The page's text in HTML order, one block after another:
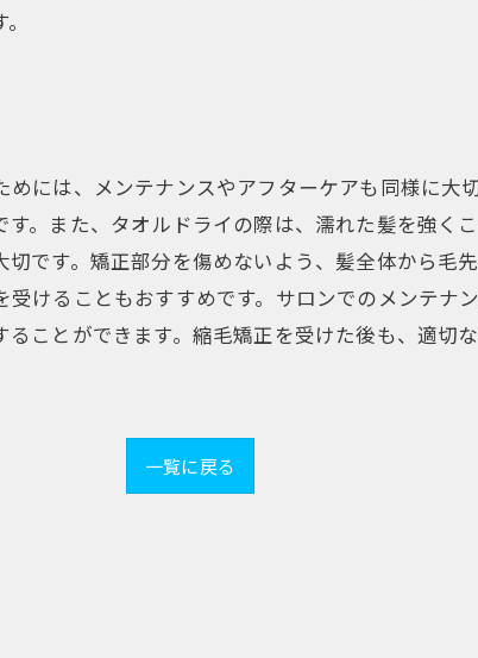
には、メンテナンスやアフターケアも同様に大
。また、タオルドライの際は、濡れた髪を強く
です。矯正部分を傷めないよう、髪全体から毛
けることもおすすめです。サロンでのメンテナ
ことができます。縮毛矯正を受けた後も、適切
一覧に戻る